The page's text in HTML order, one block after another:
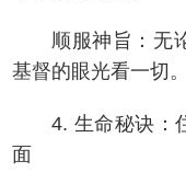
顺服神旨：无
基督的眼光看一切。
4. 生命秘诀：
面